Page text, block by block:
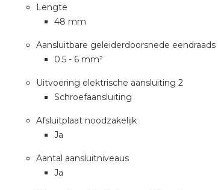
Lengte
48 mm
Aansluitbare geleiderdoorsnede eendraads
0.5 - 6 mm²
Uitvoering elektrische aansluiting 2
Schroefaansluiting
Afsluitplaat noodzakelijk
Ja
Aantal aansluitniveaus
Ja